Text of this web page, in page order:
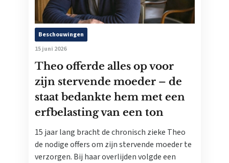
Beschouwingen
15 juni 2026
Theo offerde alles op voor
zijn stervende moeder – de
staat bedankte hem met een
erfbelasting van een ton
15 jaar lang bracht de chronisch zieke Theo
de nodige offers om zijn stervende moeder te
verzorgen. Bij haar overlijden volgde een